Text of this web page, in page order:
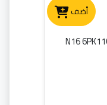
أضف